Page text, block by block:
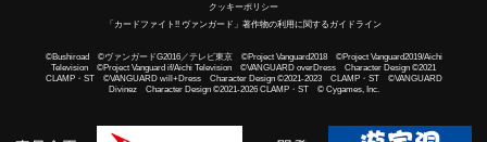
クッキーポリシー
「カードファイト!! ヴァンガード」著作物の利用に関するガイドライン
©Bushiroad ©ヴァンガードG2016／テレビ東京 ©Project Vanguard2018 ©Project Vanguard2019/Aichi
Television ©Project Vanguard if/Aichi Television ©VANGUARD overDress Character Design ©2021
CLAMP・ST ©VANGUARD will+Dress Character Design ©2021-2023 CLAMP・ST ©VANGUARD
Divinez Character Design ©2021-2026 CLAMP・ST © Cygames, Inc.